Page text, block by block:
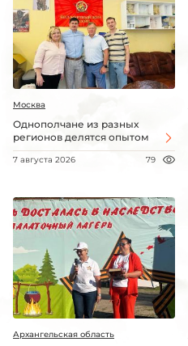
Москва
Однополчане из разных
регионов делятся опытом
7 августа 2026 79
Архангельская область